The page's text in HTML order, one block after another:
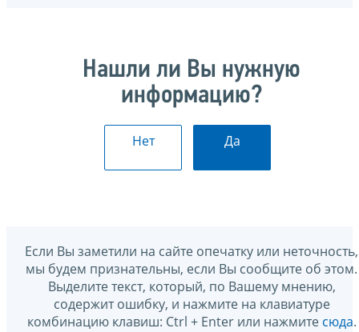
Нашли ли Вы нужную
информацию?
Нет Да
Если Вы заметили на сайте опечатку или неточность,
мы будем признательны, если Вы сообщите об этом.
Выделите текст, который, по Вашему мнению,
содержит ошибку, и нажмите на клавиатуре
комбинацию клавиш: Ctrl + Enter или нажмите сюда.